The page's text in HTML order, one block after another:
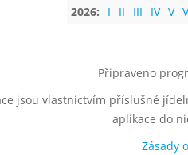
2026:
I II III IV V
Připraveno
jsou vlastnictvím příslušné
aplikace do
Zásady